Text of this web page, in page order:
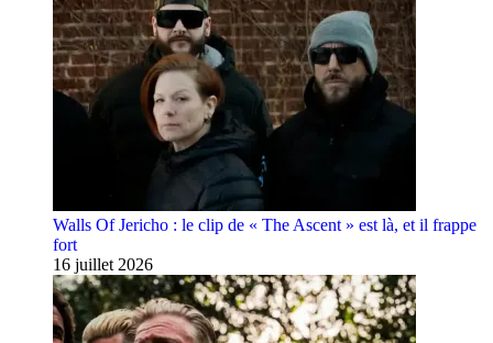
Walls Of Jericho : le clip de « The Ascent » est là, et il frappe
fort
16 juillet 2026